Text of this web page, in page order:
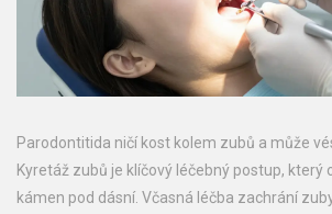
Parodontitida ničí kost kolem zubů a může
Kyretáž zubů je klíčový léčebný postup, který
kámen pod dásní. Včasná léčba zachrání